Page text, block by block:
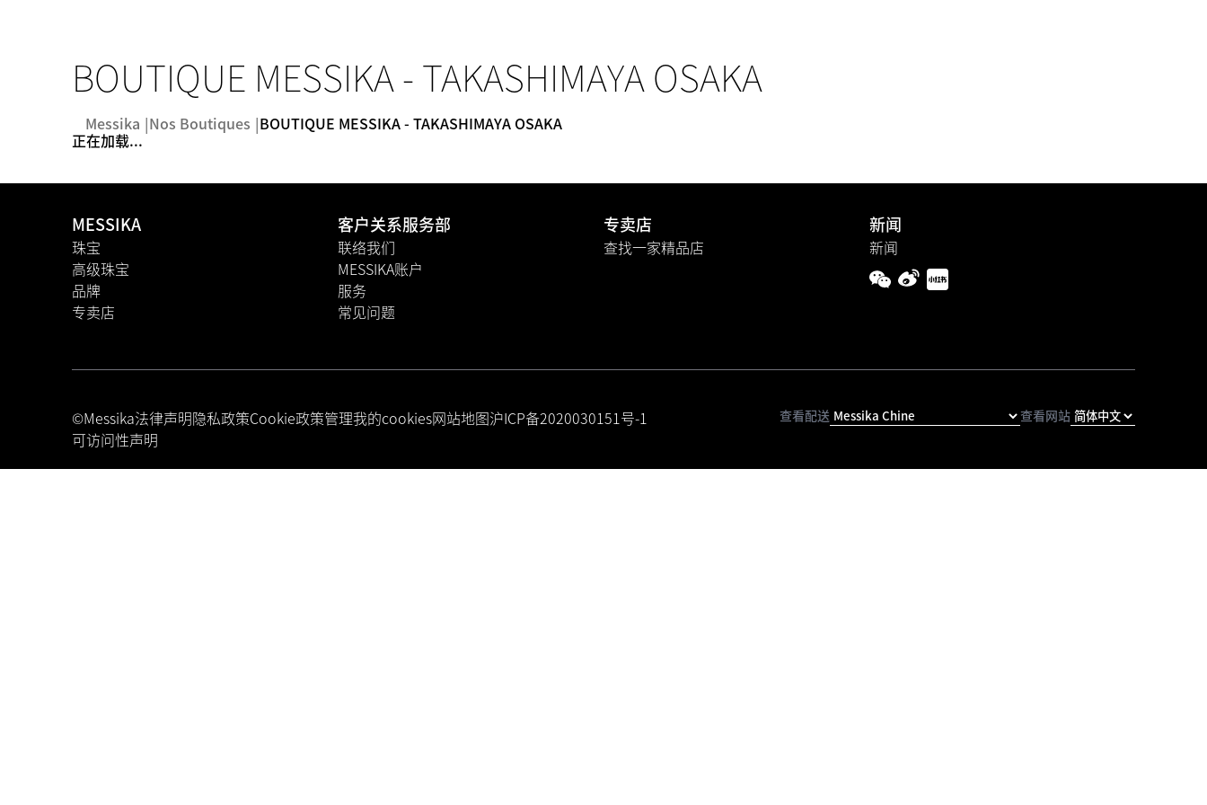
BOUTIQUE MESSIKA - TAKASHIMAYA OSAKA
Messika Nos Boutiques BOUTIQUE MESSIKA - TAKASHIMAYA OSAKA
正在加载...
MESSIKA
珠宝
高级珠宝
品牌
专卖店
客户关系服务部
联络我们
MESSIKA账户
服务
常见问题
专卖店
查找一家精品店
新闻
新闻
©Messika法律声明隐私政策Cookie政策管理我的cookies网站地图沪ICP备2020030151号-1
可访问性声明
查看配送 查看网站